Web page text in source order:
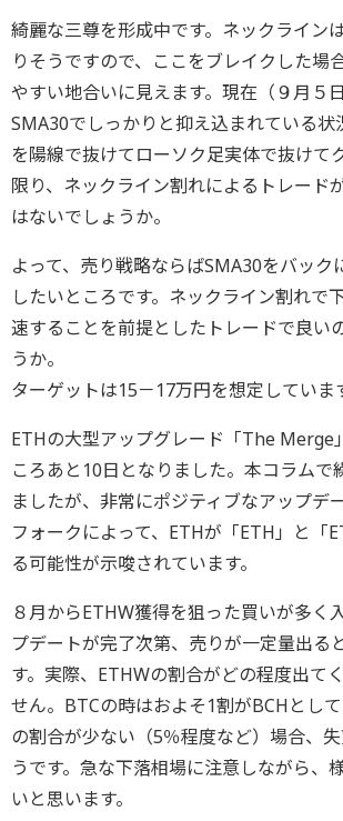
綺麗な三尊を形成中です。ネックライン
りそうですので、ここをブレイクした場
やすい地合いに見えます。現在（９月５
SMA30でしっかりと抑え込まれている状
を陽線で抜けてローソク足実体で抜けて
限り、ネックライン割れによるトレード
はないでしょうか。
よって、売り戦略ならばSMA30をバック
したいところです。ネックライン割れで
速することを前提としたトレードで良い
うか。
ターゲットは15－17万円を想定していま
ETHの大型アップグレード「The Merge
ころあと10日となりました。本コラムで
ましたが、非常にポジティブなアップデ
フォークによって、ETHが「ETH」と「
る可能性が示唆されています。
８月からETHW獲得を狙った買いが多く
プデートが完了次第、売りが一定量出る
す。実際、ETHWの割合がどの程度出て
せん。BTCの時はおよそ1割がBCHとし
の割合が少ない（5％程度など）場合、
うです。急な下落相場に注意しながら、
いと思います。